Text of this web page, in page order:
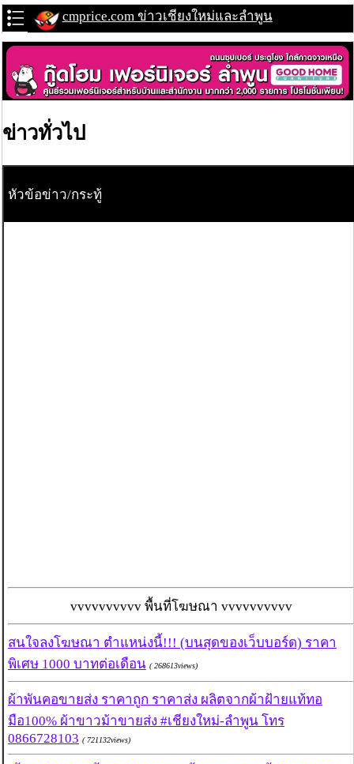
cmprice.com ข่าวเชียงใหม่และลำพูน
ข่าวทั่วไป
หัวข้อข่าว/กระทู้
vvvvvvvvvv พื้นที่โฆษณา vvvvvvvvvv
สนใจลงโฆษณา ตำแหน่งนี้!!! (บนสุดของเว็บบอร์ด) ราคา
พิเศษ 1000 บาทต่อเดือน ( 268613views)
ผ้าพันคอขายส่ง ราคาถูก ราคาส่ง ผลิตจากผ้าฝ้ายแท้ทอ
มือ100% ผ้าขาวม้าขายส่ง #เชียงใหม่-ลำพูน โทร
0866728103 ( 721132views)